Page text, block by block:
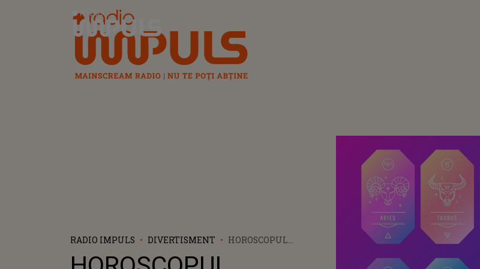
Radio Impuls
RADIO IMPULS DIVERTISMENT
HOROSCOPUL